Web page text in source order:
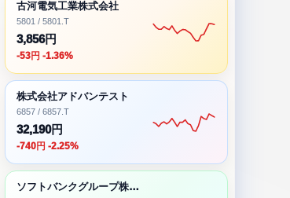
古河電気工業株式会社
5801 / 5801.T
3,856円
-53円 -1.36%
株式会社アドバンテスト
6857 / 6857.T
32,190円
-740円 -2.25%
ソフトバンクグループ株式会社